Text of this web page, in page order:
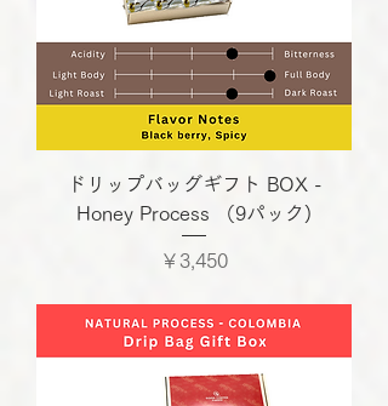
ドリップバッグギフト BOX -
Honey Process （9パック)
価格
￥3,450